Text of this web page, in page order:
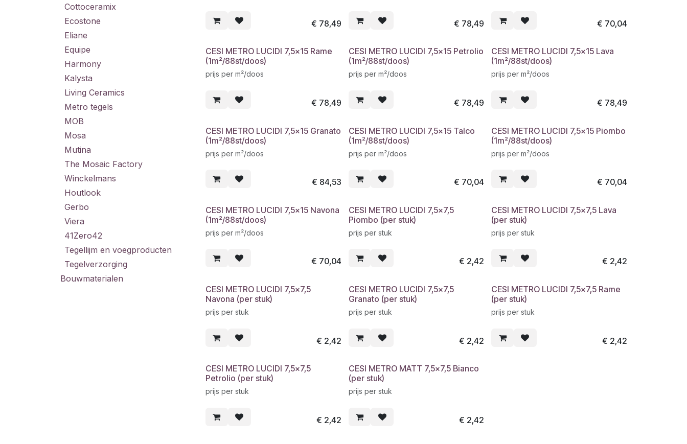
Cottoceramix
Ecostone
Eliane
Equipe
Harmony
Kalysta
Living Ceramics
Metro tegels
MOB
Mosa
Mutina
The Mosaic Factory
Winckelmans
Houtlook
Gerbo
Viera
41Zero42
Tegellijm en voegproducten
Tegelverzorging
Bouwmaterialen
€ 78,49 € 78,49 € 70,04
CESI METRO LUCIDI 7,5x15 Rame
(1m²/88st/doos)
prijs per m²/doos
€ 78,49
CESI METRO LUCIDI 7,5x15 Petrolio
(1m²/88st/doos)
prijs per m²/doos
€ 78,49
CESI METRO LUCIDI 7,5x15 Lava
(1m²/88st/doos)
prijs per m²/doos
€ 78,49
CESI METRO LUCIDI 7,5x15 Granato
(1m²/88st/doos)
prijs per m²/doos
€ 84,53
CESI METRO LUCIDI 7,5x15 Talco
(1m²/88st/doos)
prijs per m²/doos
€ 70,04
CESI METRO LUCIDI 7,5x15 Piombo
(1m²/88st/doos)
prijs per m²/doos
€ 70,04
CESI METRO LUCIDI 7,5x15 Navona
(1m²/88st/doos)
prijs per m²/doos
€ 70,04
CESI METRO LUCIDI 7,5x7,5
Piombo (per stuk)
prijs per stuk
€ 2,42
CESI METRO LUCIDI 7,5x7,5 Lava
(per stuk)
prijs per stuk
€ 2,42
CESI METRO LUCIDI 7,5x7,5
Navona (per stuk)
prijs per stuk
€ 2,42
CESI METRO LUCIDI 7,5x7,5
Granato (per stuk)
prijs per stuk
€ 2,42
CESI METRO LUCIDI 7,5x7,5 Rame
(per stuk)
prijs per stuk
€ 2,42
CESI METRO LUCIDI 7,5x7,5
Petrolio (per stuk)
prijs per stuk
€ 2,42
CESI METRO MATT 7,5x7,5 Bianco
(per stuk)
prijs per stuk
€ 2,42